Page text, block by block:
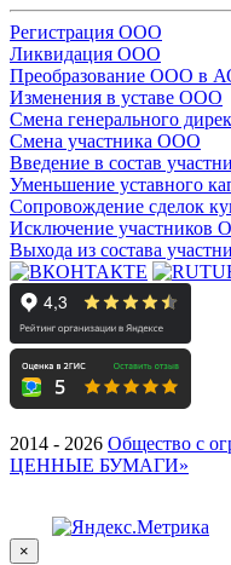
Регистрация ООО
Ликвидация ООО
Преобразование ООО в
Изменения в уставе ООО
Смена генерального
Смена участника ООО
Введение в состав
Уменьшение уставного
Сопровождение сделок
Исключение участников
Выхода из состава
2014 - 2026 Общество с
ЦЕННЫЕ БУМАГИ»
×